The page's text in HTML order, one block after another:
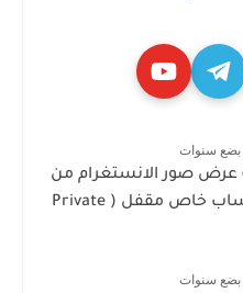
بضع سنوات
عرض صور الانستغرام من
اي حساب خاص مقفل ( Private
بضع سنوات